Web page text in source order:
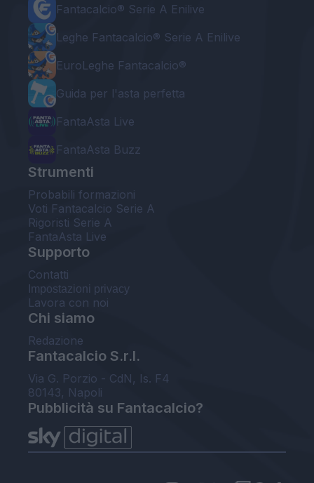
Fantacalcio® Serie A Enilive
Leghe Fantacalcio® Serie A Enilive
EuroLeghe Fantacalcio®
Guida per l'asta perfetta
FantaAsta Live
FantaAsta Buzz
Strumenti
Probabili formazioni
Voti Fantacalcio Serie A
Rigoristi Serie A
FantaAsta Live
Supporto
Contatti
Impostazioni privacy
Lavora con noi
Chi siamo
Redazione
Fantacalcio S.r.l.
Via G. Porzio - CdN, Is. F4
80143, Napoli
Pubblicità su Fantacalcio?